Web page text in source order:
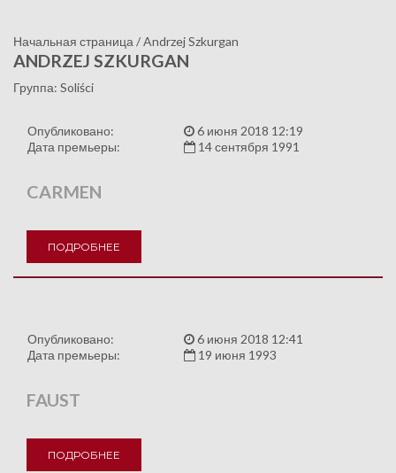
Начальная страница /Andrzej Szkurgan
ANDRZEJ SZKURGAN
Группа: Soliści
Опубликовано:
6 июня 2018 12:19
Дата премьеры:
14 сентября 1991
CARMEN
ПОДРОБНЕЕ
Опубликовано:
6 июня 2018 12:41
Дата премьеры:
19 июня 1993
FAUST
ПОДРОБНЕЕ